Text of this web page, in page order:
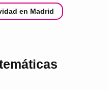
en Madrid